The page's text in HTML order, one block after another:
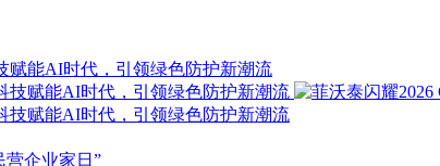
赋能AI时代，引领绿色防护新潮流
营企业家日”